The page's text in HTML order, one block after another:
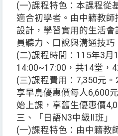
(一)課程特色：本課程從
適合初學者。由中籍教
設計，學習實用的生活
員聽力、口說與溝通技巧
(二)課程時間：115年3月
14:00~17:00，共14堂，
(三)課程費用：7,350元。
享早鳥優惠價每人6,600
始上課，享舊生優惠價
三、「日語N3中級Ⅱ班」
(一)課程特色：由中籍教